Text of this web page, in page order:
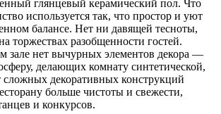
глянцевый керамический пол. Что
используется так, что простор и уют
балансе. Нет ни давящей тесноты,
торжествах разобщенности гостей.
зале нет вычурных элементов декора —
делающих комнату синтетической,
декоративных конструкций
больше чистоты и свежести,
и конкурсов.